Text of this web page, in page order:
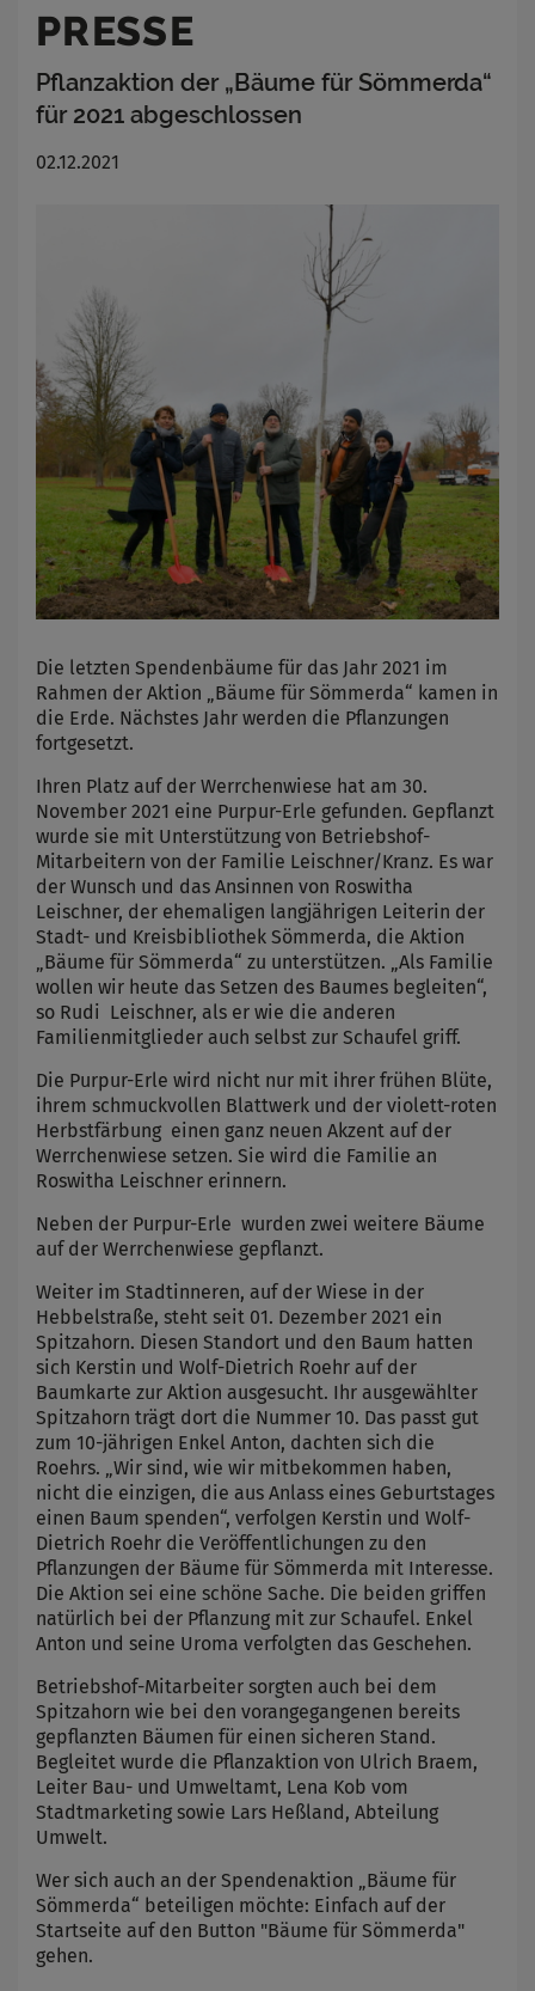
PRESSE
Pflanzaktion der „Bäume für Sömmerda“
für 2021 abgeschlossen
02.12.2021
Die letzten Spendenbäume für das Jahr 2021 im
Rahmen der Aktion „Bäume für Sömmerda“ kamen in
die Erde. Nächstes Jahr werden die Pflanzungen
fortgesetzt.
Ihren Platz auf der Werrchenwiese hat am 30.
November 2021 eine Purpur-Erle gefunden. Gepflanzt
wurde sie mit Unterstützung von Betriebshof-
Mitarbeitern von der Familie Leischner/Kranz. Es war
der Wunsch und das Ansinnen von Roswitha
Leischner, der ehemaligen langjährigen Leiterin der
Stadt- und Kreisbibliothek Sömmerda, die Aktion
„Bäume für Sömmerda“ zu unterstützen. „Als Familie
wollen wir heute das Setzen des Baumes begleiten“,
so Rudi Leischner, als er wie die anderen
Familienmitglieder auch selbst zur Schaufel griff.
Die Purpur-Erle wird nicht nur mit ihrer frühen Blüte,
ihrem schmuckvollen Blattwerk und der violett-roten
Herbstfärbung einen ganz neuen Akzent auf der
Werrchenwiese setzen. Sie wird die Familie an
Roswitha Leischner erinnern.
Neben der Purpur-Erle wurden zwei weitere Bäume
auf der Werrchenwiese gepflanzt.
Weiter im Stadtinneren, auf der Wiese in der
Hebbelstraße, steht seit 01. Dezember 2021 ein
Spitzahorn. Diesen Standort und den Baum hatten
sich Kerstin und Wolf-Dietrich Roehr auf der
Baumkarte zur Aktion ausgesucht. Ihr ausgewählter
Spitzahorn trägt dort die Nummer 10. Das passt gut
zum 10-jährigen Enkel Anton, dachten sich die
Roehrs. „Wir sind, wie wir mitbekommen haben,
nicht die einzigen, die aus Anlass eines Geburtstages
einen Baum spenden“, verfolgen Kerstin und Wolf-
Dietrich Roehr die Veröffentlichungen zu den
Pflanzungen der Bäume für Sömmerda mit Interesse.
Die Aktion sei eine schöne Sache. Die beiden griffen
natürlich bei der Pflanzung mit zur Schaufel. Enkel
Anton und seine Uroma verfolgten das Geschehen.
Betriebshof-Mitarbeiter sorgten auch bei dem
Spitzahorn wie bei den vorangegangenen bereits
gepflanzten Bäumen für einen sicheren Stand.
Begleitet wurde die Pflanzaktion von Ulrich Braem,
Leiter Bau- und Umweltamt, Lena Kob vom
Stadtmarketing sowie Lars Heßland, Abteilung
Umwelt.
Wer sich auch an der Spendenaktion „Bäume für
Sömmerda“ beteiligen möchte: Einfach auf der
Startseite auf den Button "Bäume für Sömmerda"
gehen.